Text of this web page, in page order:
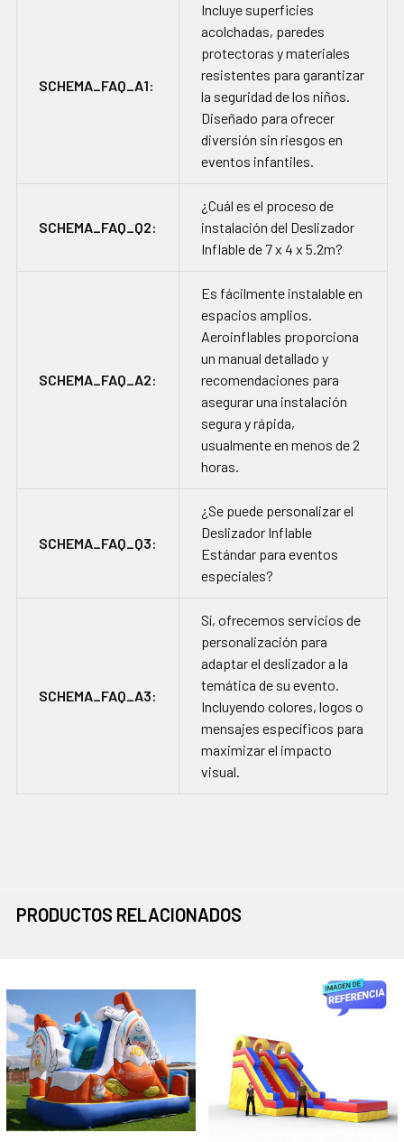
SCHEMA_FAQ_A1:
Incluye superficies
acolchadas, paredes
protectoras y materiales
resistentes para garantizar
la seguridad de los niños.
Diseñado para ofrecer
diversión sin riesgos en
eventos infantiles.
SCHEMA_FAQ_Q2:
¿Cuál es el proceso de
instalación del Deslizador
Inflable de 7 x 4 x 5.2m?
SCHEMA_FAQ_A2:
Es fácilmente instalable en
espacios amplios.
Aeroinflables proporciona
un manual detallado y
recomendaciones para
asegurar una instalación
segura y rápida,
usualmente en menos de 2
horas.
SCHEMA_FAQ_Q3:
¿Se puede personalizar el
Deslizador Inflable
Estándar para eventos
especiales?
SCHEMA_FAQ_A3:
Sí, ofrecemos servicios de
personalización para
adaptar el deslizador a la
temática de su evento.
Incluyendo colores, logos o
mensajes específicos para
maximizar el impacto
visual.
PRODUCTOS RELACIONADOS
Productos
relacionados